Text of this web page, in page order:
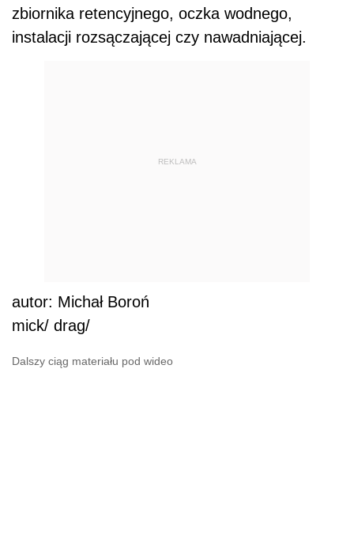
zbiornika retencyjnego, oczka wodnego,
instalacji rozsączającej czy nawadniającej.
REKLAMA
autor: Michał Boroń
mick/ drag/
Dalszy ciąg materiału pod wideo